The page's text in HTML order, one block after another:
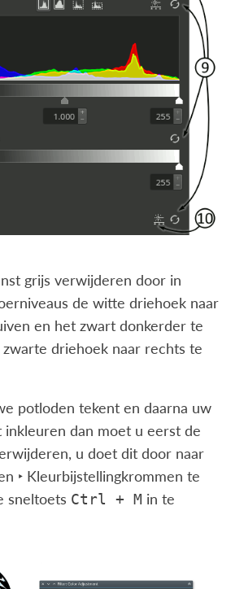
grijs verwijderen door in
de witte driehoek naar
en het zwart donkerder te
driehoek naar rechts te
potloden tekent en daarna uw
inkleuren dan moet u eerst de
u doet dit door naar
‣ Kleurbijstellingkrommen te
sneltoets Ctrl + M in te